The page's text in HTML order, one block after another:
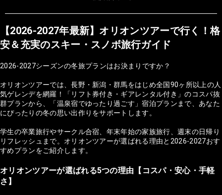
【2026-2027年最新】オリオンツアーで行く！格
安＆充実のスキー・スノボ旅行ガイド
2026-2027シーズンの冬旅プランはお決まりですか？
オリオンツアーでは、長野・新潟・群馬をはじめ全国90ヶ所以上の人
気ゲレンデを網羅！「リフト券付き・ギアレンタル付き」のコスパ抜
群プランから、「温泉宿でゆったり過ごす」宿泊プランまで、あなた
にぴったりの冬の思い出作りをサポートします。
学生の卒業旅行やサークル合宿、年末年始の家族旅行、週末の日帰り
リフレッシュまで。オリオンツアーが選ばれる理由と2026-2027おす
すめプランをご紹介します。
オリオンツアーが選ばれる5つの理由【コスパ・安心・手軽
さ】